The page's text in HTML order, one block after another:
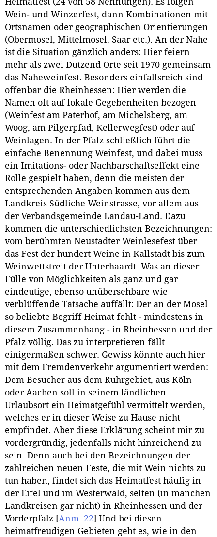
Heimatfest (24 von 58 Nennungen). Es folgen
Wein- und Winzerfest, dann Kombinationen mit
Ortsnamen oder geographischen Orientierungen
(Obermosel, Mittelmosel, Saar etc.). An der Nahe
ist die Situation gänzlich anders: Hier feiern
mehr als zwei Dutzend Orte seit 1970 gemeinsam
das Naheweinfest. Besonders einfallsreich sind
offenbar die Rheinhessen: Hier werden die
Namen oft auf lokale Gegebenheiten bezogen
(Weinfest am Paterhof, am Michelsberg, am
Woog, am Pilgerpfad, Kellerwegfest) oder auf
Weinlagen. In der Pfalz schließlich führt die
einfache Benennung Weinfest, und dabei muss
ein Imitations- oder Nachbarschaftseffekt eine
Rolle gespielt haben, denn die meisten der
entsprechenden Angaben kommen aus dem
Landkreis Südliche Weinstrasse, vor allem aus
der Verbandsgemeinde Landau-Land. Dazu
kommen die unterschiedlichsten Bezeichnungen:
vom berühmten Neustadter Weinlesefest über
das Fest der hundert Weine in Kallstadt bis zum
Weinwettstreit der Unterhaardt. Was an dieser
Fülle von Möglichkeiten als ganz und gar
eindeutige, ebenso unübersehbare wie
verblüffende Tatsache auffällt: Der an der Mosel
so beliebte Begriff Heimat fehlt - mindestens in
diesem Zusammenhang - in Rheinhessen und der
Pfalz völlig. Das zu interpretieren fällt
einigermaßen schwer. Gewiss könnte auch hier
mit dem Fremdenverkehr argumentiert werden:
Dem Besucher aus dem Ruhrgebiet, aus Köln
oder Aachen soll in seinem ländlichen
Urlaubsort ein Heimatgefühl vermittelt werden,
welches er in dieser Weise zu Hause nicht
empfindet. Aber diese Erklärung scheint mir zu
vordergründig, jedenfalls nicht hinreichend zu
sein. Denn auch bei den Bezeichnungen der
zahlreichen neuen Feste, die mit Wein nichts zu
tun haben, findet sich das Heimatfest häufig in
der Eifel und im Westerwald, selten (in manchen
Landkreisen gar nicht) in Rheinhessen und der
Vorderpfalz. [Anm. 22] Und bei diesen
heimatfreudigen Gebieten geht es, wie in den